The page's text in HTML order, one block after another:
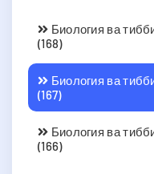
Биология ва
(168)
Биология ва
(167)
Биология ва
(166)